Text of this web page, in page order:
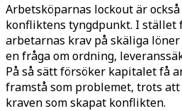
Arbetsköparnas lockout är
konfliktens tyngdpunkt. I stället
arbetarnas krav på skäliga
en fråga om ordning,
På så sätt försöker kapitalet få
framstå som problemet, trots
kraven som skapat konflikten.